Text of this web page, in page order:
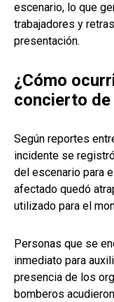
escenario, lo que
trabajadores y
presentación.
¿Cómo
concierto de
Según reportes
incidente se
del escenario para
afectado quedó
utilizado para el
Personas que se
inmediato para
presencia de los
bomberos